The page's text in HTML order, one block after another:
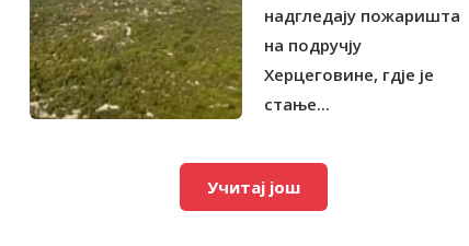
надгледају пожаришта
на подручју
Херцеговине, гдје је
стање...
Учитај још